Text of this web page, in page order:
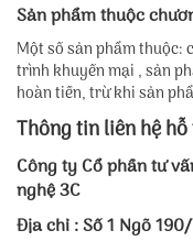
Sản phẩm thuộc
Một số sản phẩm thuộc:
trình khuyến mại , sản
hoàn tiền, trừ khi sản
Thông tin liên hệ
Công ty Cổ phần tư
nghệ 3C
Địa chỉ : Số 1 Ngõ